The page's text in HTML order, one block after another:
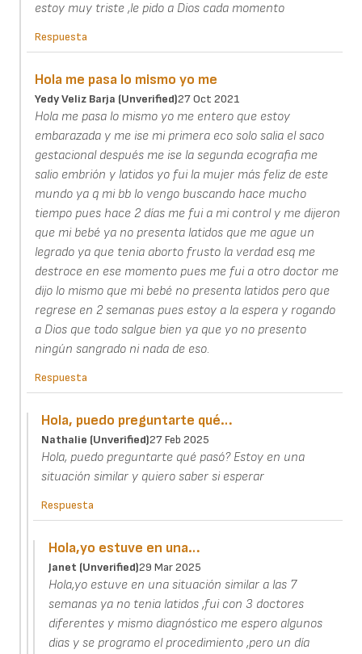
estoy muy triste ,le pido a Dios cada momento
Respuesta
Hola me pasa lo mismo yo me
Yedy Veliz Barja (unverified)27 Oct 2021
Hola me pasa lo mismo yo me entero que estoy
embarazada y me ise mi primera eco solo salia el saco
gestacional después me ise la segunda ecografia me
salio embrión y latidos yo fui la mujer más feliz de este
mundo ya q mi bb lo vengo buscando hace mucho
tiempo pues hace 2 días me fui a mi control y me dijeron
que mi bebé ya no presenta latidos que me ague un
legrado ya que tenia aborto frusto la verdad esq me
destroce en ese momento pues me fui a otro doctor me
dijo lo mismo que mi bebé no presenta latidos pero que
regrese en 2 semanas pues estoy a la espera y rogando
a Dios que todo salgue bien ya que yo no presento
ningún sangrado ni nada de eso.
Respuesta
Hola, puedo preguntarte qué…
Nathalie (unverified)27 Feb 2025
Hola, puedo preguntarte qué pasó? Estoy en una
situación similar y quiero saber si esperar
Respuesta
Hola,yo estuve en una…
Janet (unverified)29 Mar 2025
Hola,yo estuve en una situación similar a las 7
semanas ya no tenia latidos ,fui con 3 doctores
diferentes y mismo diagnóstico me espero algunos
dias y se programo el procedimiento ,pero un día